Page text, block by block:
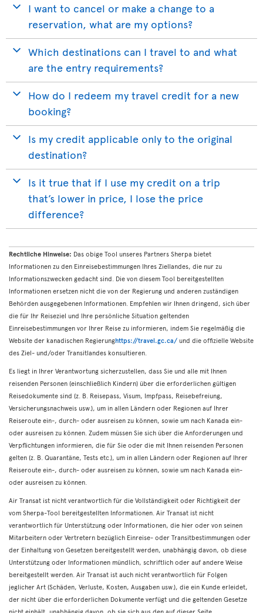
I want to cancel or make a change to a
reservation, what are my options?
Which destinations can I travel to and what
are the entry requirements?
How do I redeem my travel credit for a new
booking?
Is my credit applicable only to the original
destination?
Is it true that if I use my credit on a trip
that’s lower in price, I lose the price
difference?
Rechtliche Hinweise: Das obige Tool unseres Partners Sherpa bietet
Informationen zu den Einreisebestimmungen Ihres Ziellandes, die nur zu
Informationszwecken gedacht sind. Die von diesem Tool bereitgestellten
Informationen ersetzen nicht die von der Regierung und anderen zuständigen
Behörden ausgegebenen Informationen. Empfehlen wir Ihnen dringend, sich über
die für Ihr Reiseziel und Ihre persönliche Situation geltenden
Einreisebestimmungen vor Ihrer Reise zu informieren, indem Sie regelmäßig die
Website der kanadischen Regierunghttps://travel.gc.ca/ und die offizielle Website
des Ziel- und/oder Transitlandes konsultieren.
Es liegt in Ihrer Verantwortung sicherzustellen, dass Sie und alle mit Ihnen
reisenden Personen (einschließlich Kindern) über die erforderlichen gültigen
Reisedokumente sind (z. B. Reisepass, Visum, Impfpass, Reisebefreiung,
Versicherungsnachweis usw.), um in allen Ländern oder Regionen auf Ihrer
Reiseroute ein-, durch- oder ausreisen zu können, sowie um nach Kanada ein-
oder ausreisen zu können. Zudem müssen Sie sich über die Anforderungen und
Verpflichtungen informieren, die für Sie oder die mit Ihnen reisenden Personen
gelten (z. B. Quarantäne, Tests etc.), um in allen Ländern oder Regionen auf Ihrer
Reiseroute ein-, durch- oder ausreisen zu können, sowie um nach Kanada ein-
oder ausreisen zu können.
Air Transat ist nicht verantwortlich für die Vollständigkeit oder Richtigkeit der
vom Sherpa-Tool bereitgestellten Informationen. Air Transat ist nicht
verantwortlich für Unterstützung oder Informationen, die hier oder von seinen
Mitarbeitern oder Vertretern bezüglich Einreise- oder Transitbestimmungen oder
der Einhaltung von Gesetzen bereitgestellt werden, unabhängig davon, ob diese
Unterstützung oder Informationen mündlich, schriftlich oder auf andere Weise
bereitgestellt werden. Air Transat ist auch nicht verantwortlich für Folgen
jeglicher Art (Schäden, Verluste, Kosten, Ausgaben usw.), die ein Kunde erleidet,
der nicht über die erforderlichen Dokumente verfügt und die geltenden Gesetze